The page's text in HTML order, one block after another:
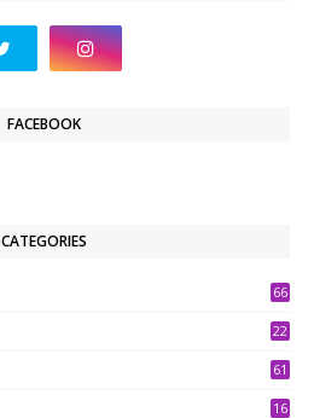
FACEBOOK
CATEGORIES
66
22
61
16